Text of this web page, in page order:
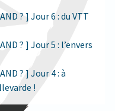
? ] Jour 6 : du VTT
? ] Jour 5 : l’envers
? ] Jour 4 : à
!